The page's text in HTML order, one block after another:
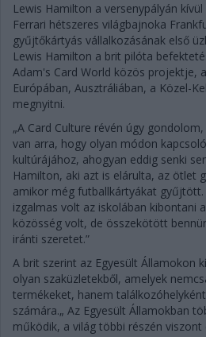
Lewis Hamilton a versenypályán
Ferrari hétszeres világbajnoka
gyűjtőkártyás vállalkozásának első
Lewis Hamilton a brit pilóta
Adam's Card World közös projektje,
Európában, Ausztráliában, a Közel-
megnyitni.
„A Card Culture révén úgy
van arra, hogy olyan módon
kultúrájához, ahogyan eddig senki
Hamilton, aki azt is elárulta, az ötlet
amikor még futballkártyákat gyűjtött.
izgalmas volt az iskolában kibontani
közösség volt, de összekötött
iránti szeretet.”
A brit szerint az Egyesült Államokon
olyan szaküzletekből, amelyek
termékeket, hanem
számára.„ Az Egyesült Államokban
működik, a világ többi részén